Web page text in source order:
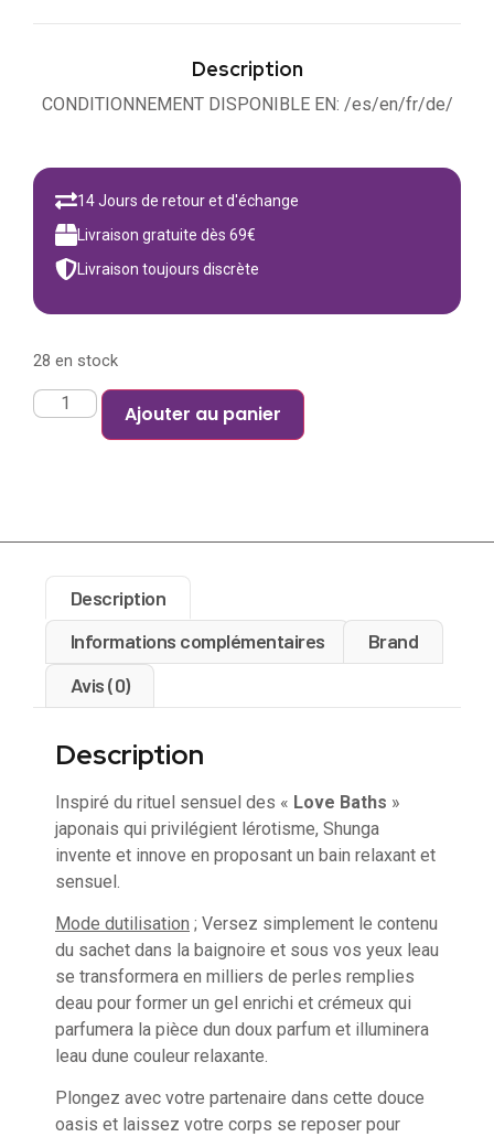
Description
CONDITIONNEMENT DISPONIBLE EN: /es/en/fr/de/
14 Jours de retour et d'échange
Livraison gratuite dès 69€
Livraison toujours discrète
28 en stock
Ajouter au panier
Description
Informations complémentaires
Brand
Avis (0)
Description
Inspiré du rituel sensuel des « Love Baths »
japonais qui privilégient lérotisme, Shunga
invente et innove en proposant un bain relaxant et
sensuel.
Mode dutilisation ; Versez simplement le contenu
du sachet dans la baignoire et sous vos yeux leau
se transformera en milliers de perles remplies
deau pour former un gel enrichi et crémeux qui
parfumera la pièce dun doux parfum et illuminera
leau dune couleur relaxante.
Plongez avec votre partenaire dans cette douce
oasis et laissez votre corps se reposer pour